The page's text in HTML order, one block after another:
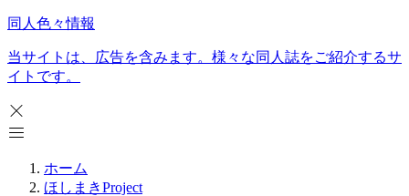
同人色々情報
当サイトは、広告を含みます。様々な同人誌をご紹介するサ
イトです。
ホーム
ほしまきProject